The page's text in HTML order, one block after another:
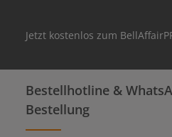
Jetzt kostenlos zum
Bestellhotline &
Bestellung